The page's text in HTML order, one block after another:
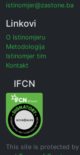
istinomjer@zastone.ba
Linkovi
O Istinomjeru
Metodologija
Istinomjer tim
Kontakt
IFCN
This site is protected by